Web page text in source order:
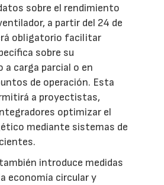
sobre el rendimiento
a partir del 24 de
obligatorio facilitar
sobre su
carga parcial o en
de operación. Esta
a proyectistas,
optimizar el
mediante sistemas de
introduce medidas
economía circular y